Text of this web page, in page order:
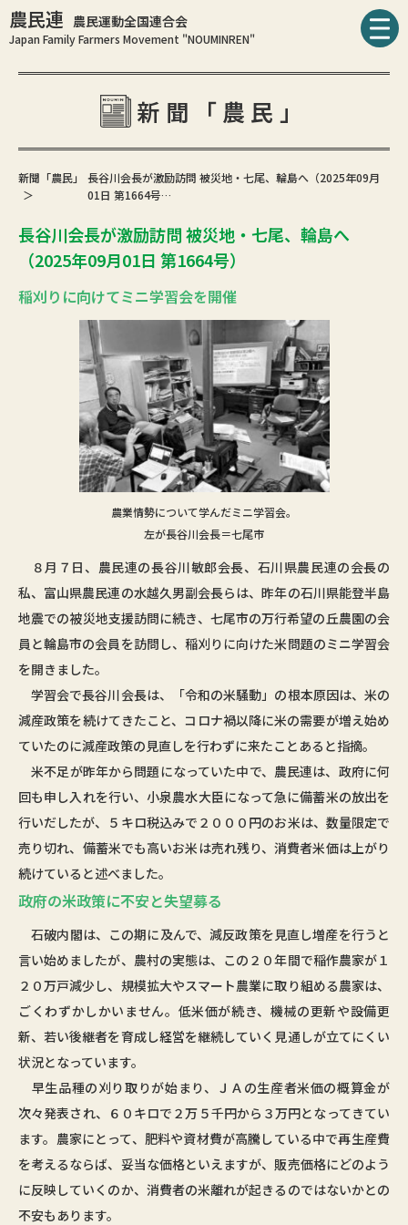
農民連 農民運動全国連合会
Japan Family Farmers Movement "NOUMINREN"
新聞「農民」
新聞「農民」
長谷川会長が激励訪問 被災地・七尾、輪島へ（2025年09月
01日 第1664号…
長谷川会長が激励訪問 被災地・七尾、輪島へ
（2025年09月01日 第1664号）
稲刈りに向けてミニ学習会を開催
農業情勢について学んだミニ学習会。
左が長谷川会長＝七尾市
８月７日、農民連の長谷川敏郎会長、石川県農民連の会長の
私、富山県農民連の水越久男副会長らは、昨年の石川県能登半島
地震での被災地支援訪問に続き、七尾市の万行希望の丘農園の会
員と輪島市の会員を訪問し、稲刈りに向けた米問題のミニ学習会
を開きました。
学習会で長谷川会長は、「令和の米騒動」の根本原因は、米の
減産政策を続けてきたこと、コロナ禍以降に米の需要が増え始め
ていたのに減産政策の見直しを行わずに来たことあると指摘。
米不足が昨年から問題になっていた中で、農民連は、政府に何
回も申し入れを行い、小泉農水大臣になって急に備蓄米の放出を
行いだしたが、５キロ税込みで２０００円のお米は、数量限定で
売り切れ、備蓄米でも高いお米は売れ残り、消費者米価は上がり
続けていると述べました。
政府の米政策に不安と失望募る
石破内閣は、この期に及んで、減反政策を見直し増産を行うと
言い始めましたが、農村の実態は、この２０年間で稲作農家が１
２０万戸減少し、規模拡大やスマート農業に取り組める農家は、
ごくわずかしかいません。低米価が続き、機械の更新や設備更
新、若い後継者を育成し経営を継続していく見通しが立てにくい
状況となっています。
早生品種の刈り取りが始まり、ＪＡの生産者米価の概算金が
次々発表され、６０キロで２万５千円から３万円となってきてい
ます。農家にとって、肥料や資材費が高騰している中で再生産費
を考えるならば、妥当な価格といえますが、販売価格にどのよう
に反映していくのか、消費者の米離れが起きるのではないかとの
不安もあります。